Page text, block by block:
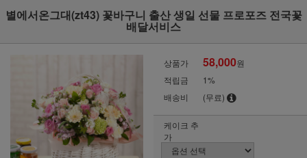
별에서온그대(zt43) 꽃바구니 출산 생일 선물 프로포즈 전국꽃
배달서비스
상품가 58,000원
적립금
1%
배송비
(무료)
케이크 추
가